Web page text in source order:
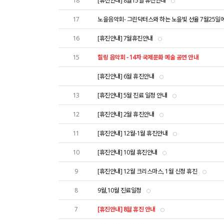
17 노을음악회- 그린닥터스와 하는 노을빛 선율 7월25일
16 [휴진안내] 7월휴진안내
15 힐링 음악회 - 14차 국제문화 예술 공연 안내
[휴진안내] 6월 휴진안내
13 [휴진안내] 5월 진료 일정 안내
12 [휴진안내] 2월 휴진안내
11 [휴진안내] 12월-1월 휴진안내
10 [휴진안내] 10월 휴진안내
9 [휴진안내] 12월 크리스마스, 1월 신정 휴진
8 9월,10월 진료일정
7 [휴진안내] 8월 휴진 안내